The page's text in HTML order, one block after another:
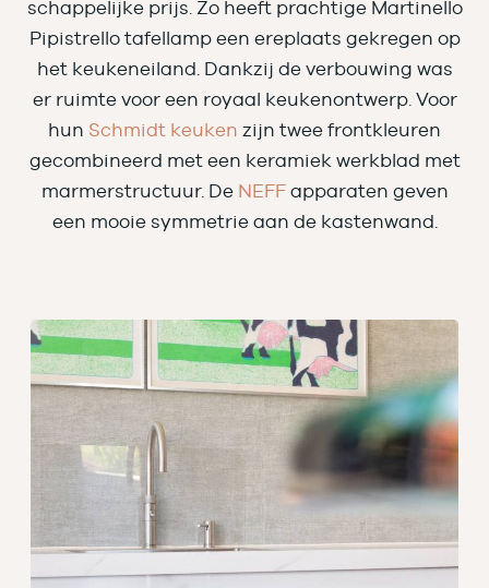
schappelijke prijs. Zo heeft prachtige Martinello
Pipistrello tafellamp een ereplaats gekregen op
het keukeneiland. Dankzij de verbouwing was
er ruimte voor een royaal keukenontwerp. Voor
hun Schmidt keuken zijn twee frontkleuren
gecombineerd met een keramiek werkblad met
marmerstructuur. De NEFFapparaten geven
een mooie symmetrie aan de kastenwand.